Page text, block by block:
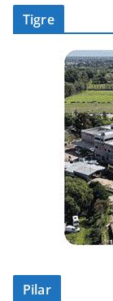
Tigre
Pilar